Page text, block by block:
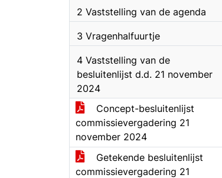
2 Vaststelling van de agenda
3 Vragenhalfuurtje
4 Vaststelling van de
besluitenlijst d.d. 21 november
2024
Concept-besluitenlijst
commissievergadering 21
november 2024
Getekende besluitenlijst
commissievergadering 21